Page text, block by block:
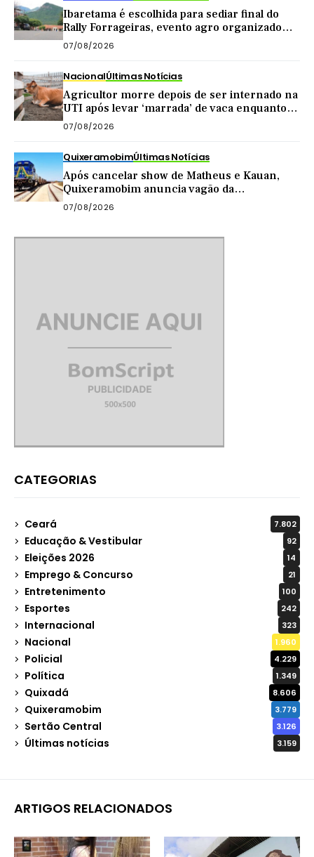
Ibaretama é escolhida para sediar final do
Rally Forrageiras, evento agro organizado
pela CNA
07/08/2026
NacionalÚltimas Notícias
Agricultor morre depois de ser internado na
UTI após levar ‘marrada’ de vaca enquanto
tirava leite
07/08/2026
QuixeramobimÚltimas Notícias
Após cancelar show de Matheus e Kauan,
Quixeramobim anuncia vagão da
Transnordestina como atração de
aniversário do município
07/08/2026
CATEGORIAS
Ceará 7.802
Educação & Vestibular 92
Eleições 2026 14
Emprego & Concurso 21
Entretenimento 100
Esportes 242
Internacional 323
Nacional 1.960
Policial 4.229
Política 1.349
Quixadá 8.606
Quixeramobim 3.779
Sertão Central 3.126
Últimas notícias 3.159
ARTIGOS RELACIONADOS